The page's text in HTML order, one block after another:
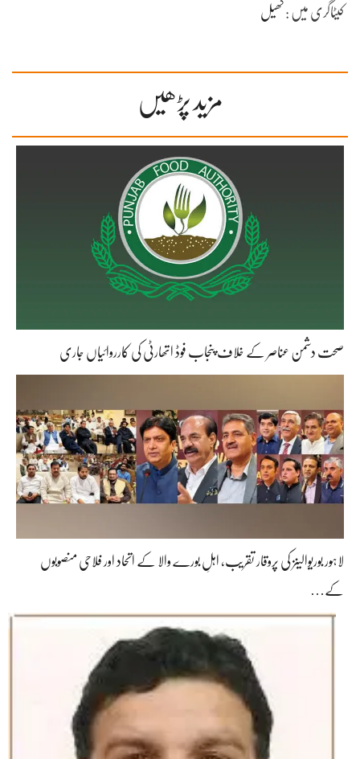
کیٹاگری میں : کھیل
مزید پڑھیں
صحت دشمن عناصر کے خلاف پنجاب فوڈ اتھارٹی کی کارروائیاں جاری
لاہور بوریوالینز کی پروقار تقریب، اہلِ بورے والا کے اتحاد اور فلاحی منصوبوں
کے…